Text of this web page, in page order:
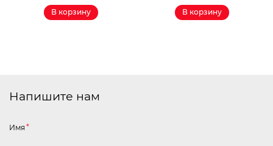
В корзину В корзину
Напишите нам
Имя *